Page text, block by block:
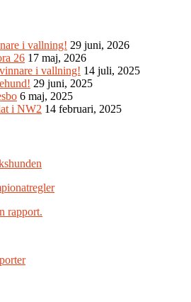
i vallning! 29 juni, 2026
26 17 maj, 2026
i vallning! 14 juli, 2025
29 juni, 2025
6 maj, 2025
i NW2 14 februari, 2025
rapport.